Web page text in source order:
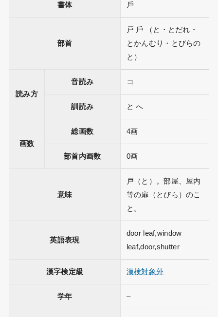
書体 戶
部首
戸 戶 （と・とだれ・
とかんむり・とびらの
と）
読み方
音読み コ
訓読み と へ
画数
総画数 4画
部首内画数 0画
意味
戸（と）。部屋、屋内
等の扉（とびら）のこ
と。
英語表現
door leaf,window
leaf,door,shutter
漢字検定級 漢検対象外
学年 –